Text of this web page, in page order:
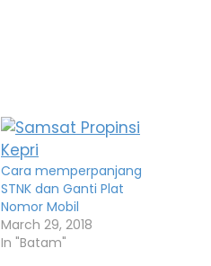
Cara memperpanjang
STNK dan Ganti Plat
Nomor Mobil
March 29, 2018
In "Batam"